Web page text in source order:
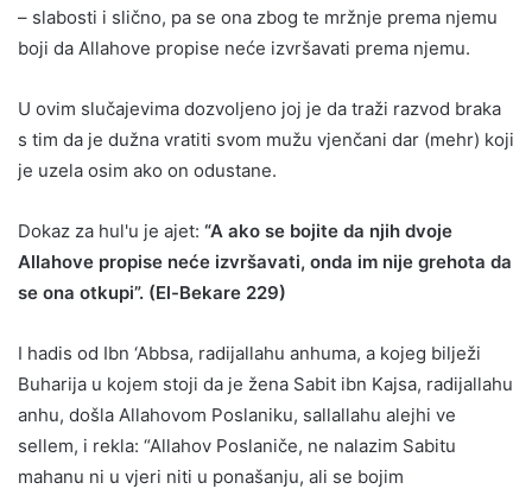
– slabosti i slično, pa se ona zbog te mržnje prema njemu
boji da Allahove propise neće izvršavati prema njemu.
U ovim slučajevima dozvoljeno joj je da traži razvod braka
s tim da je dužna vratiti svom mužu vjenčani dar (mehr) koji
je uzela osim ako on odustane.
Dokaz za hul'u je ajet: “A ako se bojite da njih dvoje
Allahove propise neće izvršavati, onda im nije grehota da
se ona otkupi”. (El-Bekare 229)
I hadis od Ibn ‘Abbsa, radijallahu anhuma, a kojeg bilježi
Buharija u kojem stoji da je žena Sabit ibn Kajsa, radijallahu
anhu, došla Allahovom Poslaniku, sallallahu alejhi ve
sellem, i rekla: “Allahov Poslaniče, ne nalazim Sabitu
mahanu ni u vjeri niti u ponašanju, ali se bojim